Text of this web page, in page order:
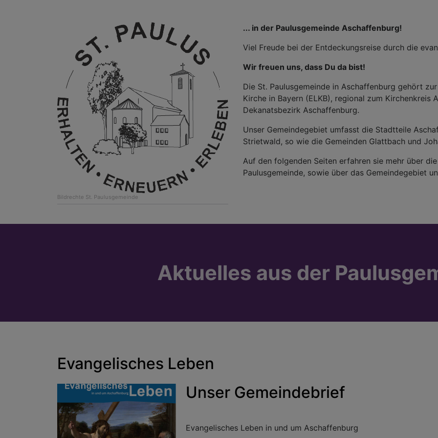
Bildrechte St. Paulusgemeinde
... in der Paulusgemeinde Aschaffenburg!
Viel Freude bei der Entdeckungsreise durch die
Wir freuen uns, dass Du da bist!
Die St. Paulusgemeinde in Aschaffenburg gehört
Kirche in Bayern (ELKB), regional zum Kirchenkreis
Dekanatsbezirk Aschaffenburg.
Unser Gemeindegebiet umfasst die Stadtteile
Strietwald, so wie die Gemeinden Glattbach und
Auf den folgenden Seiten erfahren sie mehr über
Paulusgemeinde, sowie über das Gemeindegebiet
Aktuelles aus der
Evangelisches Leben
Unser Gemeindebrief
Evangelisches Leben in und um Aschaffenburg